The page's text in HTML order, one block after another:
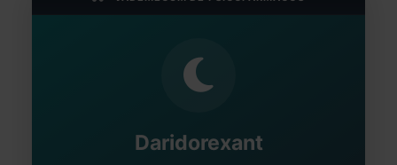
Daridorexant